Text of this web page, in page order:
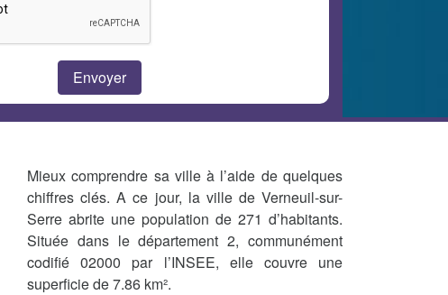
Mieux comprendre sa ville à l’aide de quelques
chiffres clés. A ce jour, la ville de Verneuil-sur-
Serre abrite une population de 271 d’habitants.
Située dans le département 2, communément
codifié 02000 par l’INSEE, elle couvre une
superficie de 7.86 km².